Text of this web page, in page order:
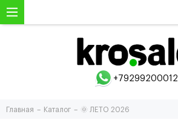
+79299200012
Главная Каталог 🌞 ЛЕТО 2026